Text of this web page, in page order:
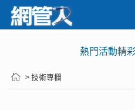
🚨2029 PQC危機倒數！
> 技術專欄